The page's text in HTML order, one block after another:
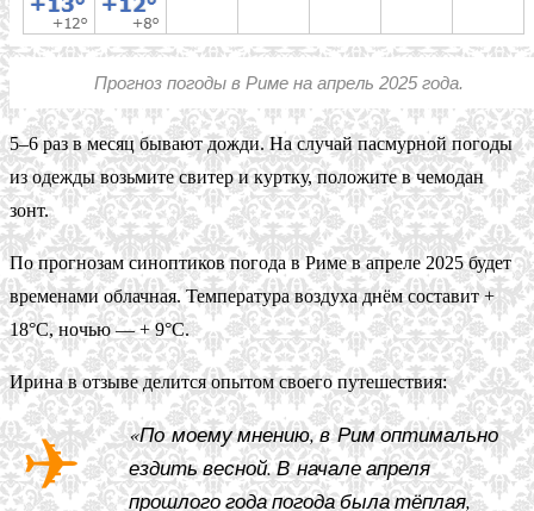
Прогноз погоды в Риме на апрель 2025 года.
5–6 раз в месяц бывают дожди. На случай пасмурной погоды
из одежды возьмите свитер и куртку, положите в чемодан
зонт.
По прогнозам синоптиков погода в Риме в апреле 2025 будет
временами облачная. Температура воздуха днём составит +
18°C, ночью — + 9°C.
Ирина в отзыве делится опытом своего путешествия:
«По моему мнению, в Рим оптимально
ездить весной. В начале апреля
прошлого года погода была тёплая,